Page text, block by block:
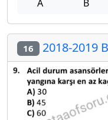
A B
16 2018-2019